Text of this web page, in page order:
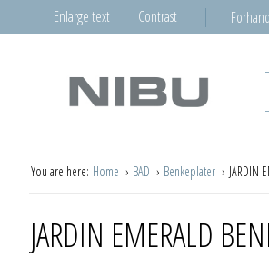
Enlarge text Contrast
You are here: Home BAD Benkeplater JARDIN
JARDIN EMERALD